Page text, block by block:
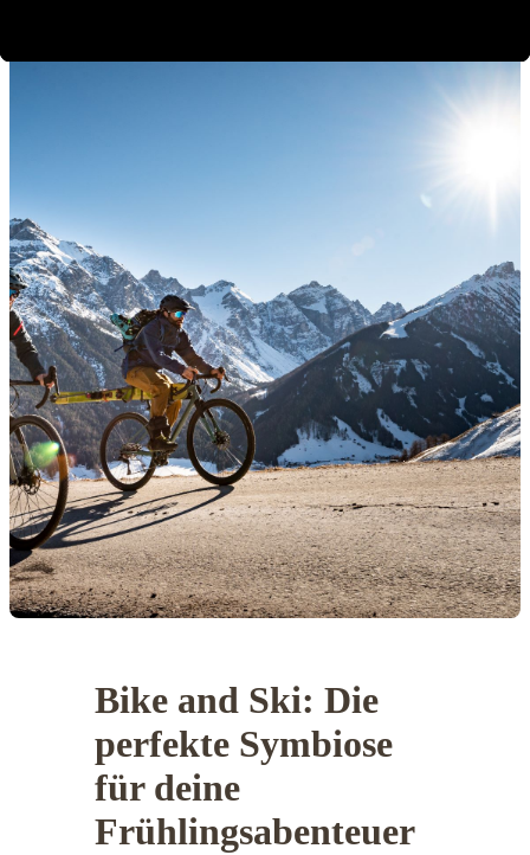
Bike and Ski: Die
perfekte Symbiose
für deine
Frühlingsabenteuer